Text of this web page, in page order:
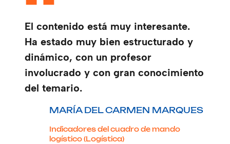
El contenido está muy interesante.
Ha estado muy bien estructurado y
dinámico, con un profesor
involucrado y con gran conocimiento
del temario.
MARÍA DEL CARMEN MARQUES
Indicadores del cuadro de mando
logístico (Logística)